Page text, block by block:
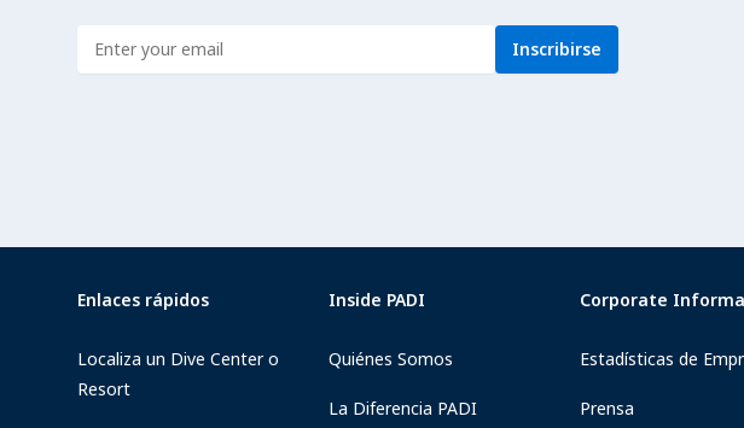
Enter address Inscribirse
Enlaces rápidos
Localiza un Dive Center o
Resort
Inside PADI
Quiénes Somos
La Diferencia PADI
Corporate
Estadísticas de
Prensa